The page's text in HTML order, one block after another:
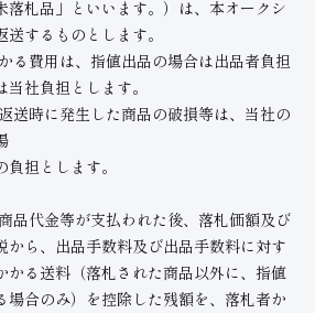
落札品」といいます。）は、本オークシ
するものとします。
る費用は、指値出品の場合は出品者負担
社負担とします。
送時に発生した商品の破損等は、当社の
担とします。
品代金等が支払われた後、落札価額及び
から、出品手数料及び出品手数料に対す
かる送料（落札された商品以外に、指値
場合のみ）を控除した残額を、落札者か